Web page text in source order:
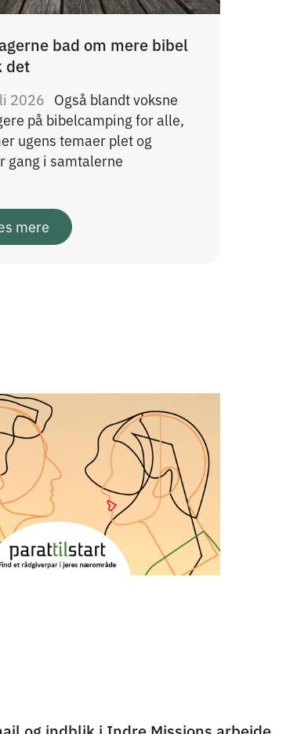
bad om mere bibel
det
2026 Også blandt voksne
på bibelcamping for alle,
ugens temaer plet og
gang i samtalerne
mere